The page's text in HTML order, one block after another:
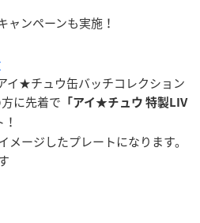
ンペーンも実施！
イ★チュウ缶バッチコレクション
に先着で 「アイ★チュウ 特製LIV
メージしたプレートになります。